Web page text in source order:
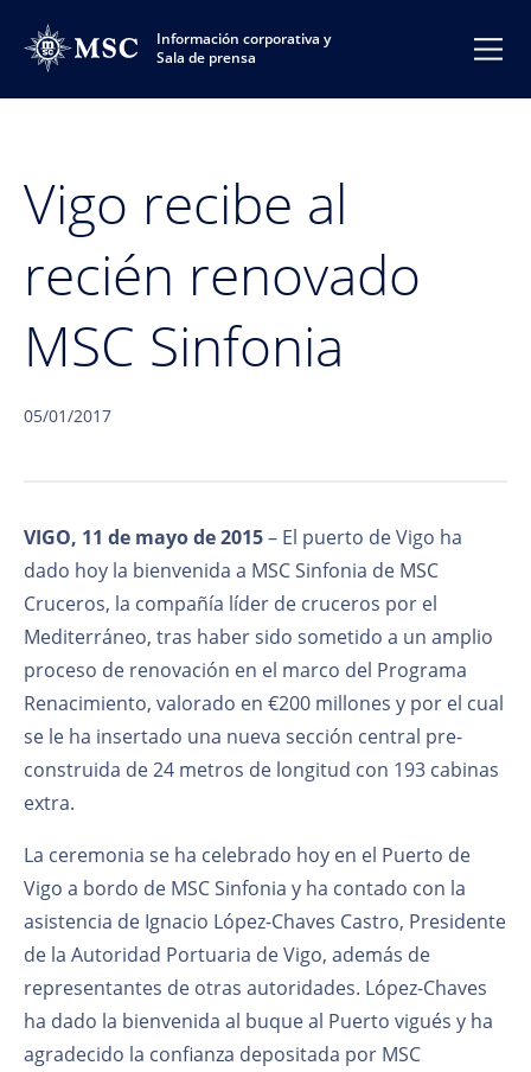
Información corporativa y
Sala de prensa
Vigo recibe al
recién renovado
MSC Sinfonia
05/01/2017
VIGO, 11 de mayo de 2015– El puerto de Vigo ha
dado hoy la bienvenida a MSC Sinfonia de MSC
Cruceros, la compañía líder de cruceros por el
Mediterráneo, tras haber sido sometido a un amplio
proceso de renovación en el marco del Programa
Renacimiento, valorado en €200 millones y por el cual
se le ha insertado una nueva sección central pre-
construida de 24 metros de longitud con 193 cabinas
extra.
La ceremonia se ha celebrado hoy en el Puerto de
Vigo a bordo de MSC Sinfonia y ha contado con la
asistencia de Ignacio López-Chaves Castro, Presidente
de la Autoridad Portuaria de Vigo, además de
representantes de otras autoridades. López-Chaves
ha dado la bienvenida al buque al Puerto vigués y ha
agradecido la confianza depositada por MSC